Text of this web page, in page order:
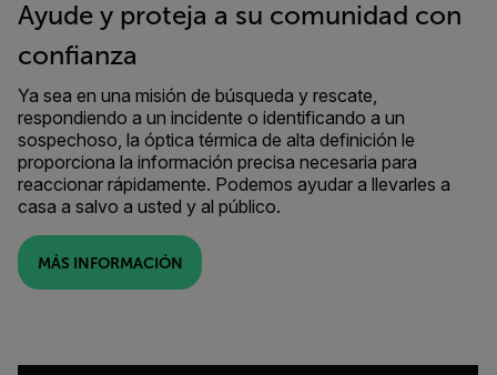
Ayude y proteja a su comunidad con
confianza
Ya sea en una misión de búsqueda y rescate,
respondiendo a un incidente o identificando a un
sospechoso, la óptica térmica de alta definición le
proporciona la información precisa necesaria para
reaccionar rápidamente. Podemos ayudar a llevarles a
casa a salvo a usted y al público.
MÁS INFORMACIÓN